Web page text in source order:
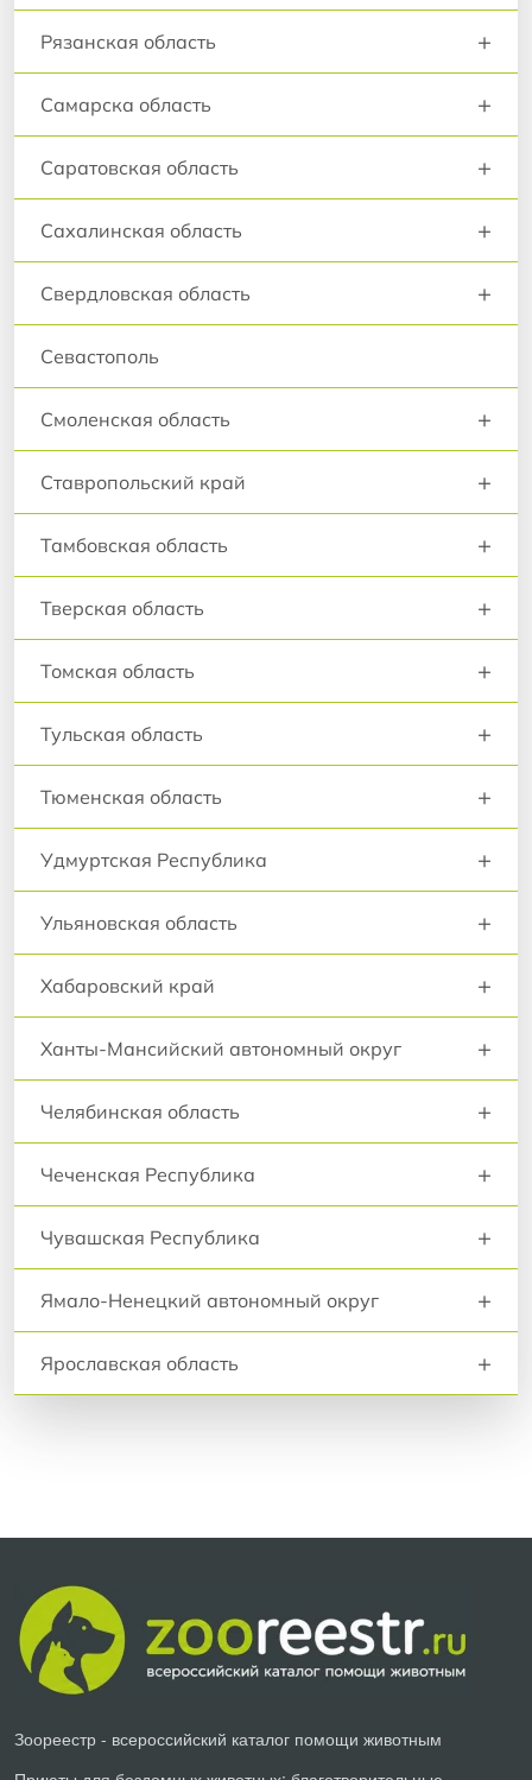
Рязанская область +
Самарска область +
Саратовская область +
Сахалинская область +
Свердловская область +
Севастополь
Смоленская область +
Ставропольский край +
Тамбовская область +
Тверская область +
Томская область +
Тульская область +
Тюменская область +
Удмуртская Республика +
Ульяновская область +
Хабаровский край +
Ханты-Мансийский автономный округ +
Челябинская область +
Чеченская Республика +
Чувашская Республика +
Ямало-Ненецкий автономный округ +
Ярославская область +
Зоореестр - всероссийский каталог помощи животным